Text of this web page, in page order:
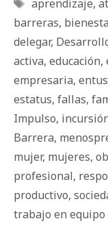
aprendizaje,
barreras,
delegar,
activa, educación,
empresaria,
estatus, fallas,
Impulso,
Barrera,
mujer, mujeres,
profesional,
productivo,
trabajo en equipo